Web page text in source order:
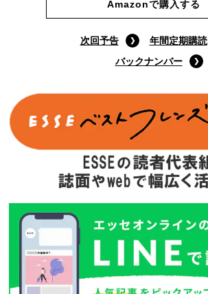
Amazonで購入する
次回予告
年間定期購読
バックナンバー